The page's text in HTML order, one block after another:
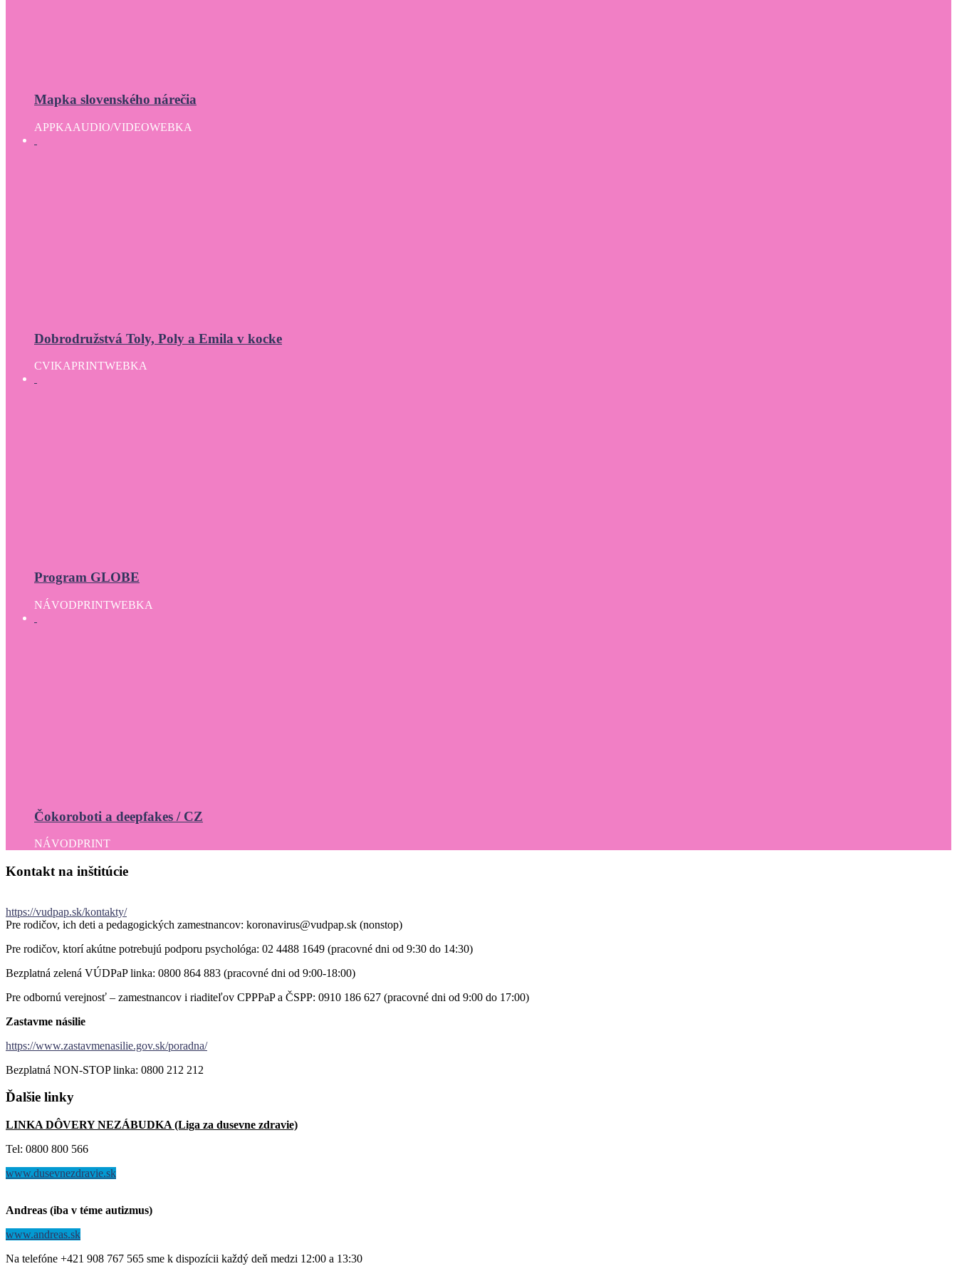
Mapka slovenského nárečia
APPKAAUDIO/VIDEOWEBKA
Dobrodružstvá Toly, Poly a Emila v kocke
CVIKAPRINTWEBKA
Program GLOBE
NÁVODPRINTWEBKA
Čokoroboti a deepfakes / CZ
NÁVODPRINT
Kontakt na inštitúcie
https://vudpap.sk/kontakty/
Pre rodičov, ich deti a pedagogických zamestnancov: koronavirus@vudpap.sk (nonstop)
Pre rodičov, ktorí akútne potrebujú podporu psychológa: 02 4488 1649 (pracovné dni od 9:30 do 14:30)
Bezplatná zelená VÚDPaP linka: 0800 864 883 (pracovné dni od 9:00-18:00)
Pre odbornú verejnosť – zamestnancov i riaditeľov CPPPaP a ČSPP: 0910 186 627 (pracovné dni od 9:00 do 17:00)
Zastavme násilie
https://www.zastavmenasilie.gov.sk/poradna/
Bezplatná NON-STOP linka: 0800 212 212
Ďalšie linky
LINKA DÔVERY NEZÁBUDKA (Liga za dusevne zdravie)
Tel: 0800 800 566
www.dusevnezdravie.sk
Andreas (iba v téme autizmus)
www.andreas.sk
Na telefóne +421 908 767 565 sme k dispozícii každý deň medzi 12:00 a 13:30